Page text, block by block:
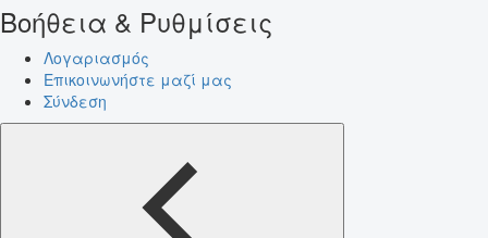
Βοήθεια & Ρυθμίσεις
Λογαριασμός
Επικοινωνήστε μαζί μας
Σύνδεση